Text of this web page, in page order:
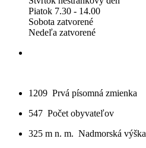
Piatok 7.30 - 14.00
Sobota zatvorené
Nedeľa zatvorené
1209 Prvá písomná zmienka
547 Počet obyvateľov
325 m n. m. Nadmorská výška